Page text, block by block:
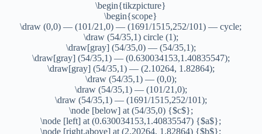
\begin{tikzpicture}
\begin{scope}
\draw (0,0) — (101/21,0) — (1691/1515,252/101) — cycle;
\draw (54/35,1) circle (1);
\draw[gray] (54/35,0) — (54/35,1);
\draw[gray] (54/35,1) — (0.630034153,1.40835547);
\draw[gray] (54/35,1) — (2.10264, 1.82864);
\draw (54/35,1) — (0,0);
\draw (54/35,1) — (101/21,0);
\draw (54/35,1) — (1691/1515,252/101);
\node [below] at (54/35,0) {$c$};
\node [left] at (0.630034153,1.40835547) {$a$};
\node [right,above] at (2.20264, 1.82864) {$b$};